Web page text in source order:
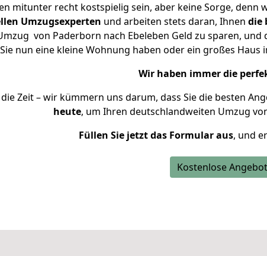
mitunter recht kostspielig sein, aber keine Sorge, denn
Umzugsexperten und arbeiten stets daran, Ihnen die
von Paderborn nach Ebeleben Geld zu sparen,
nun eine kleine Wohnung haben oder ein großes
Wir haben immer die
die Zeit – wir kümmern uns darum, dass Sie die besten
heute, um Ihren deutschlandweiten Umzug
Füllen Sie jetzt das Formular aus, und
Kostenlose